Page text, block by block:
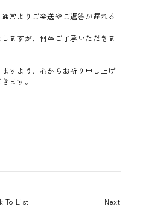
常よりご発送やご返答が遅れる
ますが、何卒ご了承いただきま
すよう、心からお祈り申し上げ
ます。
To List Next